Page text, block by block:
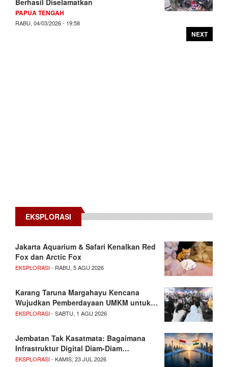
PAPUA TENGAH
RABU, 04/03/2026 - 19:58
NEXT
EKSPLORASI
Jakarta Aquarium & Safari Kenalkan Red
Fox dan Arctic Fox
EKSPLORASI- RABU, 5 AGU 2026
Karang Taruna Margahayu Kencana
Wujudkan Pemberdayaan UMKM untuk…
EKSPLORASI- SABTU, 1 AGU 2026
Jembatan Tak Kasatmata: Bagaimana
Infrastruktur Digital Diam-Diam…
EKSPLORASI- KAMIS, 23 JUL 2026